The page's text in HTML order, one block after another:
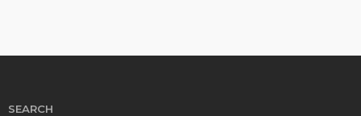
SEARCH